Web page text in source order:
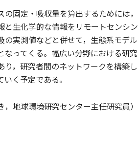
固定・吸収量を算出するためには，
と生化学的な情報をリモートセンシン
の実測値などと併せて，生態系モデル
なってくる。幅広い分野における研究
り，研究者間のネットワークを構築し
く予定である。
，地球環境研究センター主任研究員）